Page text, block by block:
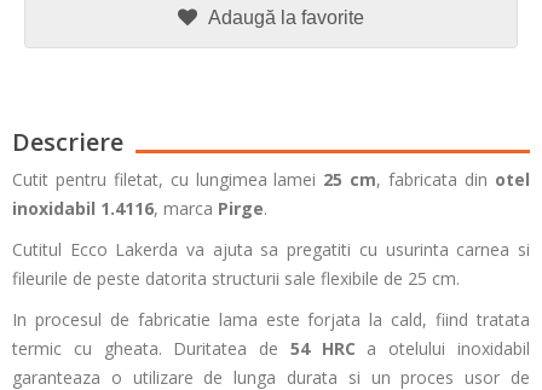
Adaugă la favorite
Descriere
Cutit pentru filetat, cu lungimea lamei 25 cm, fabricata din otel
inoxidabil 1.4116, marca Pirge.
Cutitul Ecco Lakerda va ajuta sa pregatiti cu usurinta carnea si
fileurile de peste datorita structurii sale flexibile de 25 cm.
In procesul de fabricatie lama este forjata la cald, fiind tratata
termic cu gheata. Duritatea de 54 HRC a otelului inoxidabil
garanteaza o utilizare de lunga durata si un proces usor de